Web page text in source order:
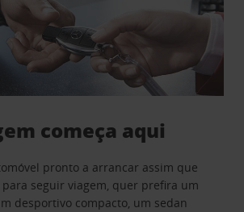
começa aqui
pronto a arrancar assim que
seguir viagem, quer prefira um
desportivo compacto, um sedan